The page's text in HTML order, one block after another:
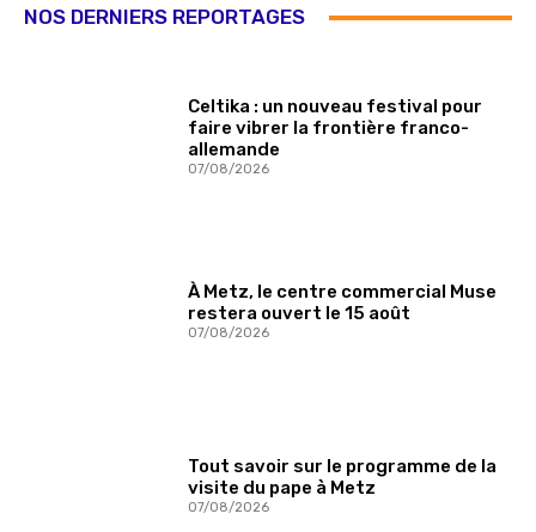
NOS DERNIERS REPORTAGES
Celtika : un nouveau festival pour
faire vibrer la frontière franco-
allemande
07/08/2026
À Metz, le centre commercial Muse
restera ouvert le 15 août
07/08/2026
Tout savoir sur le programme de la
visite du pape à Metz
07/08/2026